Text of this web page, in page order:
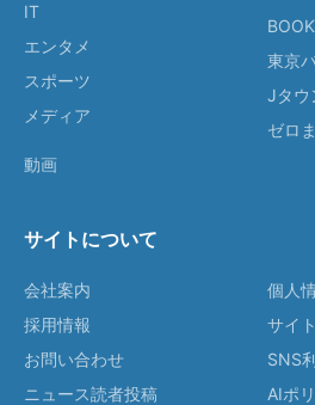
IT
エンタメ
スポーツ
メディア
動画
東京
Jタウ
ゼロ
サイトについて
会社案内
採用情報
お問い合わせ
ニュース読者投稿
個人
サイ
SNS
AIポ